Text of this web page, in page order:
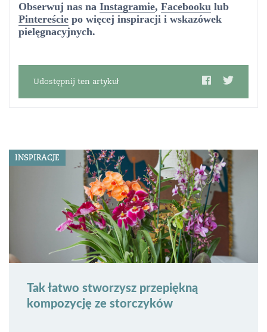
Obserwuj nas na Instagramie, Facebooku lub
Pintereście po więcej inspiracji i wskazówek
pielęgnacyjnych.
Udostępnij ten artykuł
INSPIRACJE
Tak łatwo stworzysz przepiękną
kompozycję ze storczyków